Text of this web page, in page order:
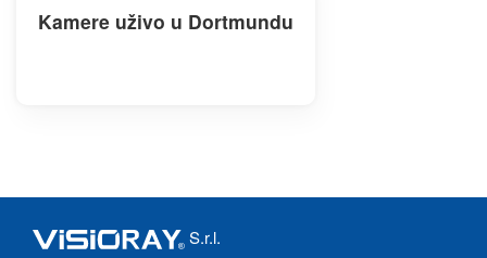
Kamere uživo u Dortmundu
S.r.l.